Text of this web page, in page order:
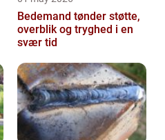
Bedemand tønder støtte,
overblik og tryghed i en
svær tid